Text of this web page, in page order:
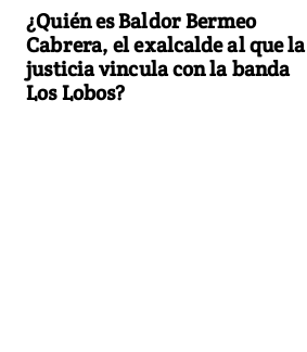
¿Quién es Baldor Bermeo
Cabrera, el exalcalde al que la
justicia vincula con la banda
Los Lobos?